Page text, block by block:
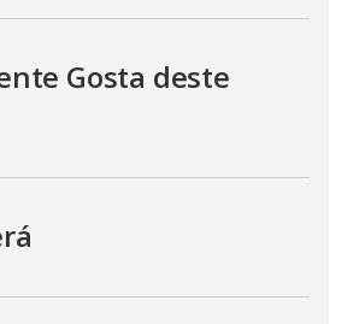
Gosta deste